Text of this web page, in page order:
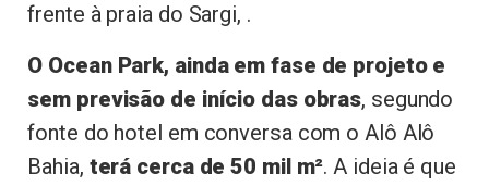
frente à praia do Sargi, .
O Ocean Park, ainda em fase de projeto e
sem previsão de início das obras, segundo
fonte do hotel em conversa com o Alô Alô
Bahia, terá cerca de 50 mil m². A ideia é que